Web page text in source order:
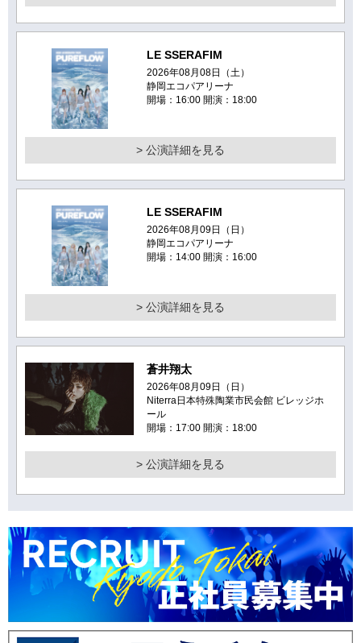
LE SSERAFIM
2026年08月08日（土）
静岡エコパアリーナ
開場：16:00 開演：18:00
> 公演詳細を見る
LE SSERAFIM
2026年08月09日（日）
静岡エコパアリーナ
開場：14:00 開演：16:00
> 公演詳細を見る
蒼井翔太
2026年08月09日（日）
Niterra日本特殊陶業市民会館 ビレッジホ
ール
開場：17:00 開演：18:00
> 公演詳細を見る